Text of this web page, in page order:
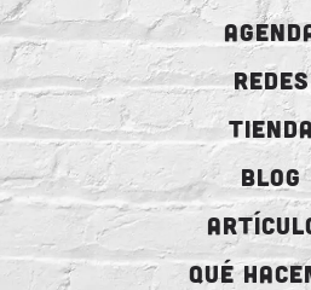
REDES
TIENDA
BLOG
QUÉ